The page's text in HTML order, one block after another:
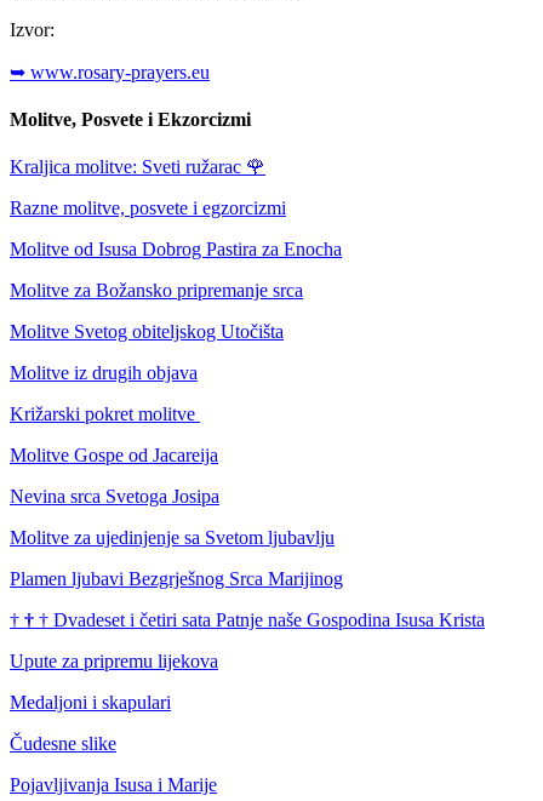
Izvor:
➥ www.rosary-prayers.eu
Molitve, Posvete i Ekzorcizmi
Kraljica molitve: Sveti ružarac 🌹
Razne molitve, posvete i egzorcizmi
Molitve od Isusa Dobrog Pastira za Enocha
Molitve za Božansko pripremanje srca
Molitve Svetog obiteljskog Utočišta
Molitve iz drugih objava
Križarski pokret molitve
Molitve Gospe od Jacareija
Nevina srca Svetoga Josipa
Molitve za ujedinjenje sa Svetom ljubavlju
Plamen ljubavi Bezgrješnog Srca Marijinog
† † † Dvadeset i četiri sata Patnje naše Gospodina Isusa Krista
Upute za pripremu lijekova
Medaljoni i skapulari
Čudesne slike
Pojavljivanja Isusa i Marije